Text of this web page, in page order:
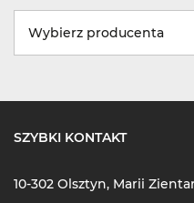
Wybierz producenta
SZYBKI KONTAKT
10-302 Olsztyn, Marii